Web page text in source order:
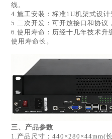
线。
4.施工安装：标准1U机架式设计
5.二次开发：可开放接口和协议
6.使用寿命：历经十几年技术升
使用寿命长。
三、产品参数
1.产品尺寸：440×280×44mm(